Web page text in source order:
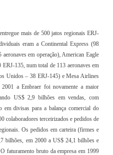
mais de 500 jatos regionais ERJ-
eram a Continental Express (98
em operação), American Eagle
135, num total de 113 aeronaves em
Unidos – 38 ERJ-145) e Mesa Airlines
a Embraer foi novamente a maior
US$ 2,9 bilhões em vendas, com
divisas para a balança comercial do
colaboradores terceirizados e pedidos de
Os pedidos em carteira (firmes e
bilhões, em 2000 a US$ 24,1 bilhões e
faturamento bruto da empresa em 1999